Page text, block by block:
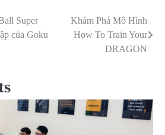
Super
của Goku
Khám Phá Mô Hình
How To Train Your
DRAGON